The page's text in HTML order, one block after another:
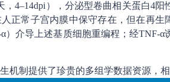
，4–14dpi），分泌型卷曲相关蛋白4阳
正常子宫内膜中保守存在，但在再
）介导上述基质细胞重编程；经TNF-α
机制提供了珍贵的多组学数据资源，